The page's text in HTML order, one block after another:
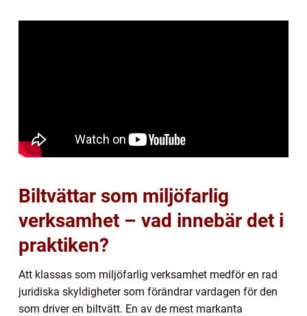
Biltvättar som miljöfarlig
verksamhet – vad innebär det i
praktiken?
Att klassas som miljöfarlig verksamhet medför en rad
juridiska skyldigheter som förändrar vardagen för den
som driver en biltvätt. En av de mest markanta